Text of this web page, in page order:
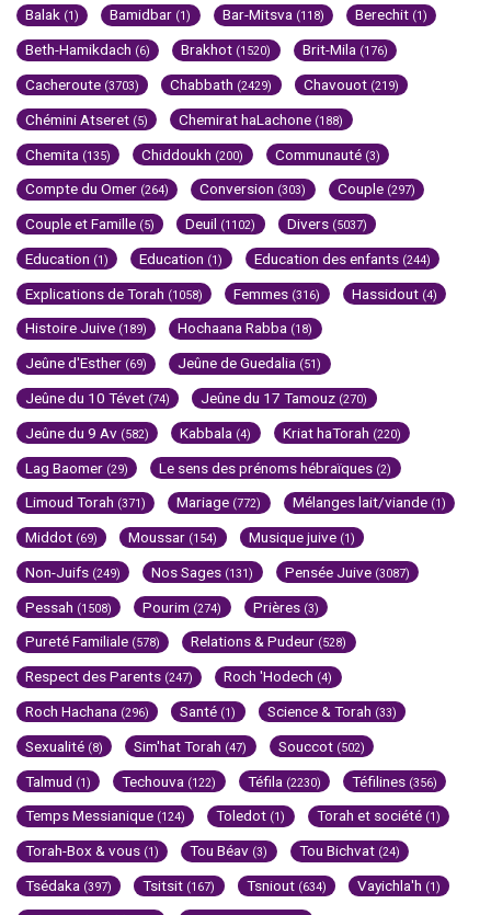
Balak (1) Bamidbar (1) Bar-Mitsva (118) Berechit (1)
Beth-Hamikdach (6) Brakhot (1520) Brit-Mila (176)
Cacheroute (3703) Chabbath (2429) Chavouot (219)
Chémini Atseret (5) Chemirat haLachone (188)
Chemita (135) Chiddoukh (200) Communauté (3)
Compte du Omer (264) Conversion (303) Couple (297)
Couple et Famille (5) Deuil (1102) Divers (5037)
Education (1) Education (1) Education des enfants (244)
Explications de Torah (1058) Femmes (316) Hassidout (4)
Histoire Juive (189) Hochaana Rabba (18)
Jeûne d'Esther (69) Jeûne de Guedalia (51)
Jeûne du 10 Tévet (74) Jeûne du 17 Tamouz (270)
Jeûne du 9 Av (582) Kabbala (4) Kriat haTorah (220)
Lag Baomer (29) Le sens des prénoms hébraïques (2)
Limoud Torah (371) Mariage (772) Mélanges lait/viande (1)
Middot (69) Moussar (154) Musique juive (1)
Non-Juifs (249) Nos Sages (131) Pensée Juive (3087)
Pessah (1508) Pourim (274) Prières (3)
Pureté Familiale (578) Relations & Pudeur (528)
Respect des Parents (247) Roch 'Hodech (4)
Roch Hachana (296) Santé (1) Science & Torah (33)
Sexualité (8) Sim'hat Torah (47) Souccot (502)
Talmud (1) Techouva (122) Téfila (2230) Téfilines (356)
Temps Messianique (124) Toledot (1) Torah et société (1)
Torah-Box & vous (1) Tou Béav (3) Tou Bichvat (24)
Tsédaka (397) Tsitsit (167) Tsniout (634) Vayichla'h (1)